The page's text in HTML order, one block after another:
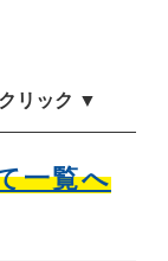
リック ▼
一覧へ